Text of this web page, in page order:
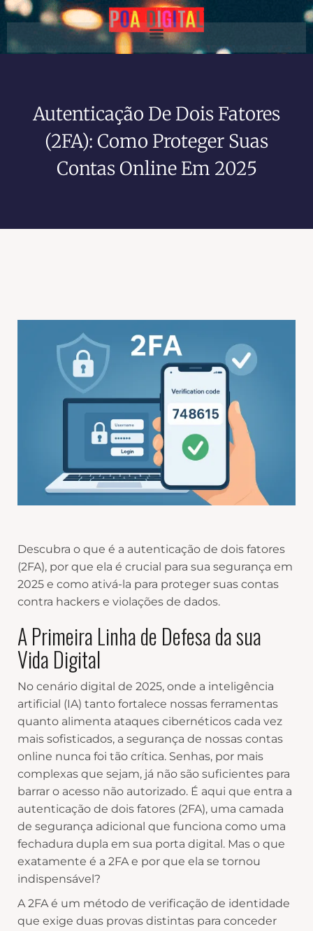
Autenticação De Dois Fatores
(2FA): Como Proteger Suas
Contas Online Em 2025
Descubra o que é a autenticação de dois fatores
(2FA), por que ela é crucial para sua segurança em
2025 e como ativá-la para proteger suas contas
contra hackers e violações de dados.
A Primeira Linha de Defesa da sua
Vida Digital
No cenário digital de 2025, onde a inteligência
artificial (IA) tanto fortalece nossas ferramentas
quanto alimenta ataques cibernéticos cada vez
mais sofisticados, a segurança de nossas contas
online nunca foi tão crítica. Senhas, por mais
complexas que sejam, já não são suficientes para
barrar o acesso não autorizado. É aqui que entra a
autenticação de dois fatores (2FA), uma camada
de segurança adicional que funciona como uma
fechadura dupla em sua porta digital. Mas o que
exatamente é a 2FA e por que ela se tornou
indispensável?
A 2FA é um método de verificação de identidade
que exige duas provas distintas para conceder